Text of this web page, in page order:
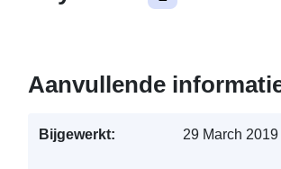
Aanvullende
Bijgewerkt: 29 March 2019